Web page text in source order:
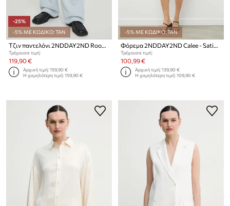
-25%
-5% ΜΕ ΚΩΔΙΚΟ: TAN
Τζιν παντελόνι 2NDDAY2ND Rook TT - Classic Denim
Τρέχουσα τιμή:
119,90 €
Αρχική τιμή:159,90 €
Η χαμηλότερη τιμή:159,90 €
-5% ΜΕ ΚΩΔΙΚΟ: TAN
Φόρεμα 2NDDAY2ND Calee - Satin Daze
Τρέχουσα τιμή:
100,99 €
Αρχική τιμή:139,90 €
Η χαμηλότερη τιμή:109,90 €